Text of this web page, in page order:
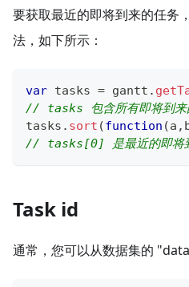
要获取最近的即将到来的任务
法，如下所示：
var tasks = gantt .
// tasks 包含所有即将到来
tasks . sort (function (a ,
// tasks[0] 是最近的即将
Task id
通常，您可以从数据集的